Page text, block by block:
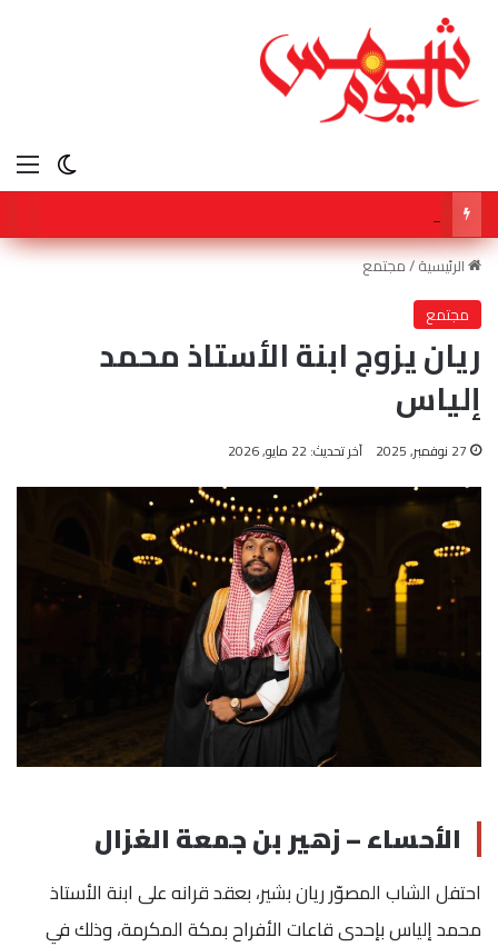
الرئيسية/مجتمع
مجتمع
ريان يزوج ابنة الأستاذ محمد
إلياس
27 نوفمبر, 2025 آخر تحديث: 22 مايو, 2026
الأحساء – زهير بن جمعة الغزال
احتفل الشاب المصوّر ريان بشير، بعقد قرانه على ابنة الأستاذ
محمد إلياس بإحدى قاعات الأفراح بمكة المكرمة، وذلك في